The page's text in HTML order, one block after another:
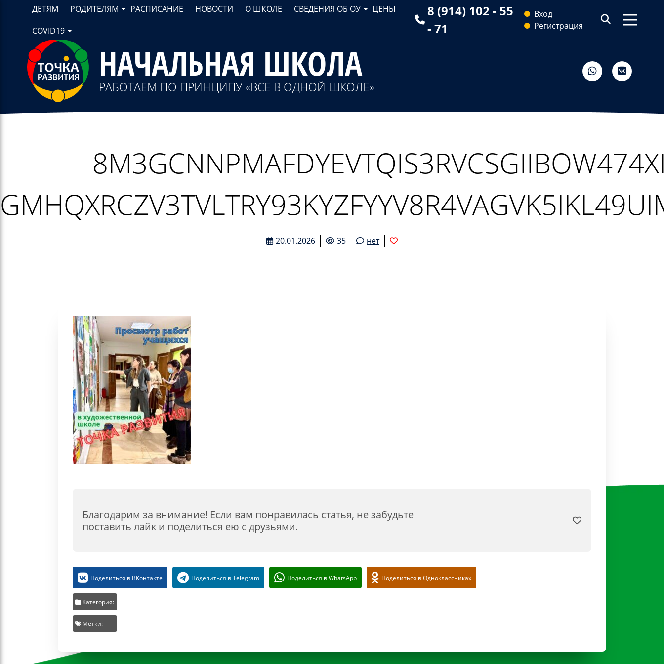
ДЕТЯМ РОДИТЕЛЯМ РАСПИСАНИЕ НОВОСТИ О ШКОЛЕ СВЕДЕНИЯ ОБ ОУ ЦЕНЫ
COVID19
8 (914) 102 - 55
- 71
Вход
Регистрация
НАЧАЛЬНАЯ ШКОЛА
РАБОТАЕМ ПО ПРИНЦИПУ «ВСЕ В ОДНОЙ ШКОЛЕ»
20.01.2026 35 нет
Благодарим за внимание! Если вам понравилась статья, не забудьте
поставить лайк и поделиться ею с друзьями.
Поделиться в ВКонтакте Поделиться в Telegram Поделиться в WhatsApp Поделиться в Одноклассниках
Категория:
Метки: